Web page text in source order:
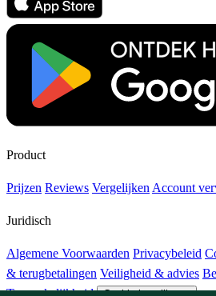
Product
Prijzen Reviews VergelijkenAccount
Juridisch
Algemene Voorwaarden Privacybeleid
& terugbetalingen Veiligheid & advies